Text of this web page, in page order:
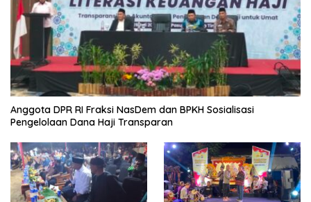
Anggota DPR RI Fraksi NasDem dan BPKH Sosialisasi
Pengelolaan Dana Haji Transparan